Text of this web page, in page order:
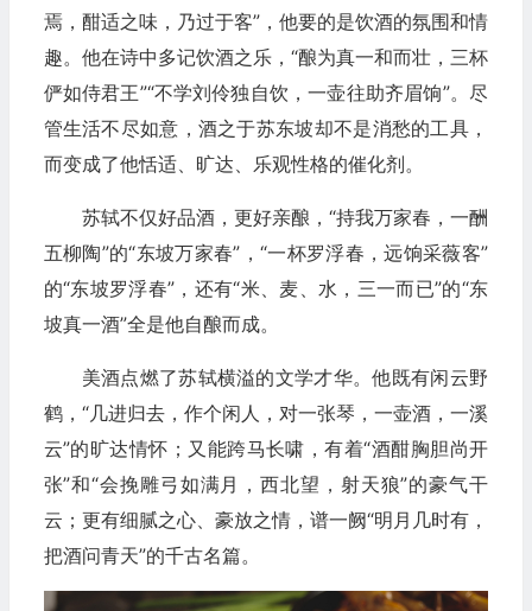
焉，酣适之味，乃过于客”，他要的是饮酒的氛围和情
趣。他在诗中多记饮酒之乐，“酿为真一和而壮，三杯
俨如侍君王”“不学刘伶独自饮，一壶往助齐眉饷”。尽
管生活不尽如意，酒之于苏东坡却不是消愁的工具，
而变成了他恬适、旷达、乐观性格的催化剂。
苏轼不仅好品酒，更好亲酿，“持我万家春，一酬
五柳陶”的“东坡万家春”，“一杯罗浮春，远饷采薇客”
的“东坡罗浮春”，还有“米、麦、水，三一而已”的“东
坡真一酒”全是他自酿而成。
美酒点燃了苏轼横溢的文学才华。他既有闲云野
鹤，“几进归去，作个闲人，对一张琴，一壶酒，一溪
云”的旷达情怀；又能跨马长啸，有着“酒酣胸胆尚开
张”和“会挽雕弓如满月，西北望，射天狼”的豪气干
云；更有细腻之心、豪放之情，谱一阙“明月几时有，
把酒问青天”的千古名篇。